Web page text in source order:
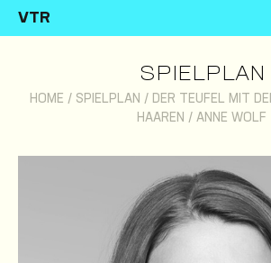
VTR
SPIELPLAN
HOME / SPIELPLAN / DER TEUFEL MIT
HAAREN / ANNE WOLF